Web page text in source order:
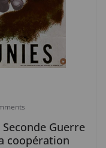
Seconde Guerre
coopération